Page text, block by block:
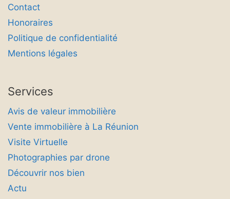
Contact
Honoraires
Politique de confidentialité
Mentions légales
Services
Avis de valeur immobilière
Vente immobilière à La Réunion
Visite Virtuelle
Photographies par drone
Découvrir nos bien
Actu